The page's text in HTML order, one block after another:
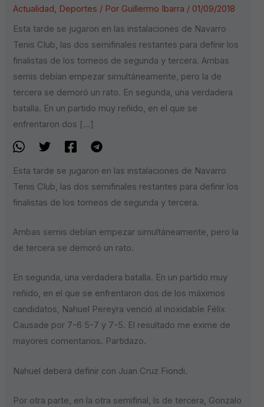
Actualidad, Deportes / Por Guillermo Ibarra / 01/09/2018
Esta tarde se jugaron en las instalaciones de Navarro
Tenis Club, las dos semifinales restantes para definir los
finalistas de los torneos de segunda y tercera. Ambas
semis debían empezar simultáneamente, pero la de
tercera se demoró un rato. En segunda, una verdadera
batalla. En un partido muy reñido, en el que se
enfrentaron dos […]
Esta tarde se jugaron en las instalaciones de Navarro
Tenis Club, las dos semifinales restantes para definir los
finalistas de los torneos de segunda y tercera.
Ambas semis debían empezar simultáneamente, pero la
de tercera se demoró un rato.
En segunda, una verdadera batalla. En un partido muy
reñido, en el que se enfrentaron dos de los máximos
candidatos, Nahuel Pereyra venció al inoxidable Félix
Causade por 7-6 5-7 y 7-5. El resultado me exime de
mayores comentarios. Partidazo.
Nahuel deberá definir con Juan Cruz Fiondi.
Por otra parte, en la otra semifinal, ls de tercera, Gonzalo